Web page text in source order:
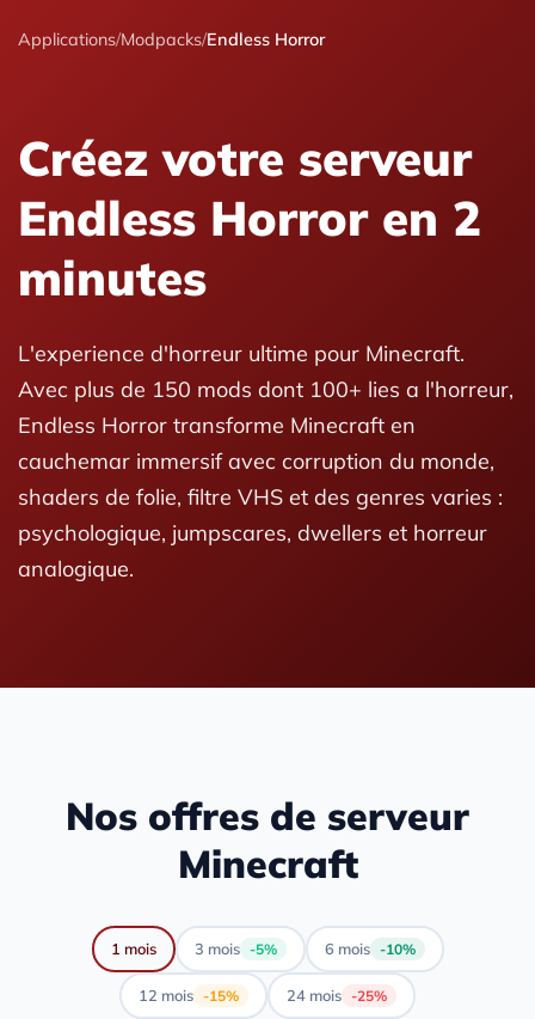
Applications/Modpacks/Endless Horror
Créez votre serveur
Endless Horror en 2
minutes
L'experience d'horreur ultime pour Minecraft.
Avec plus de 150 mods dont 100+ lies a l'horreur,
Endless Horror transforme Minecraft en
cauchemar immersif avec corruption du monde,
shaders de folie, filtre VHS et des genres varies :
psychologique, jumpscares, dwellers et horreur
analogique.
Nos offres de serveur
Minecraft
1 mois 3 mois -5% 6 mois -10%
12 mois -15% 24 mois -25%